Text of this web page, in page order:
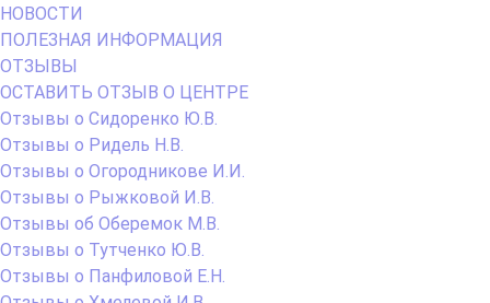
НОВОСТИ
ПОЛЕЗНАЯ ИНФОРМАЦИЯ
ОТЗЫВЫ
ОСТАВИТЬ ОТЗЫВ О ЦЕНТРЕ
Отзывы о Сидоренко Ю.В.
Отзывы о Ридель Н.В.
Отзывы о Огородникове И.И.
Отзывы о Рыжковой И.В.
Отзывы об Оберемок М.В.
Отзывы о Тутченко Ю.В.
Отзывы о Панфиловой Е.Н.